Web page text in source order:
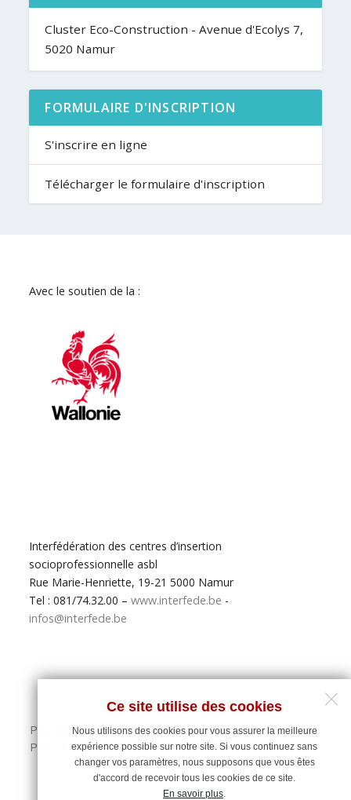
Ce site utilise des cookies
Nous utilisons des cookies pour vous assurer la meilleure
expérience possible sur notre site. Si vous continuez sans
changer vos paramètres, nous supposons que vous êtes
d'accord de recevoir tous les cookies de ce site.
En savoir plus.
Cluster Eco-Construction - Avenue d'Ecolys 7,
5020 Namur
FORMULAIRE D'INSCRIPTION
S'inscrire en ligne
Télécharger le formulaire d'inscription
Avec le soutien de la :
Interfédération des centres d’insertion
socioprofessionnelle asbl
Rue Marie-Henriette, 19-21 5000 Namur
Tel : 081/74.32.00 –www.interfede.be -
infos@interfede.be
Politique de protection des données personnelles
Plan du site